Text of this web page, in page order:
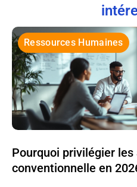
Ressources Humaines
Pourquoi privilégier
conventionnelle en